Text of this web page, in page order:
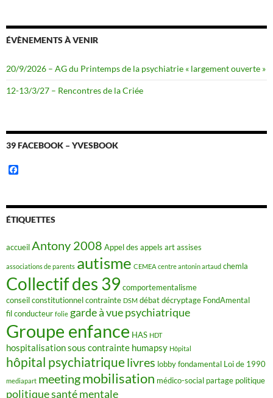
ÉVÈNEMENTS À VENIR
20/9/2026 – AG du Printemps de la psychiatrie « largement ouverte »
12-13/3/27 – Rencontres de la Criée
39 FACEBOOK – YVESBOOK
b
o
o
ÉTIQUETTES
accueilAntony 2008 Appel des appels artassises
associations de parents autisme CEMEA centre antonin artaud chemla
Collectif des 39 comportementalisme
conseil constitutionnelcontrainte DSM débatdécryptage FondAmental
fil conducteur folie garde à vue psychiatrique
Groupe enfance HAS HDT
hospitalisation sous contrainte humapsy Hôpital
hôpital psychiatriquelivres lobby fondamental Loi de 1990
mediapart meetingmobilisation médico-social partage politique
politique santé mentale